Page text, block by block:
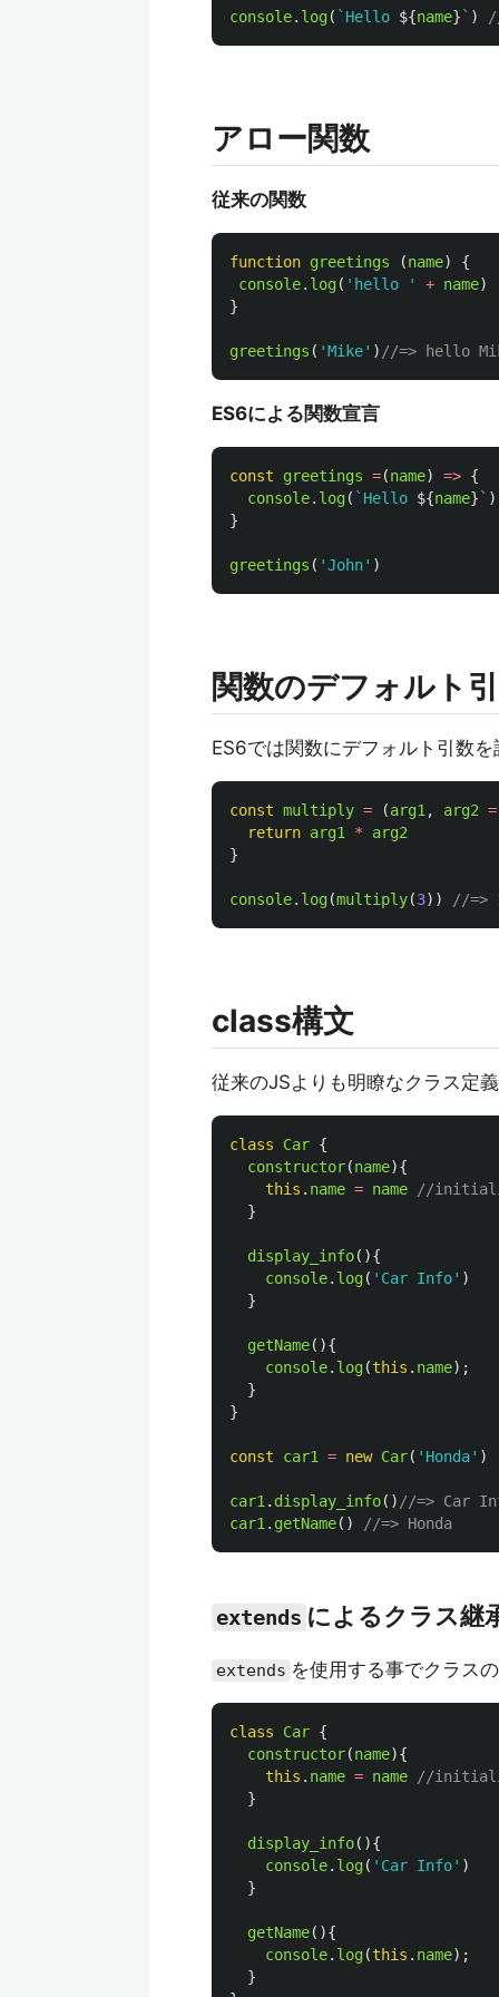
console. log( `Hello ${name} ` )
アロー関数
従来の関数
function greetings (name)
{
console. log( ' hello ' + name)
}
greetings ( 'Mike' ) //=> hello
ES6による関数宣言
const greetings =(name) => {
console. log( `Hello ${name} ` )
}
greetings ( 'John' )
関数のデフォルト
ES6では関数にデフォルト引数を
const multiply = (arg1 , arg2 =
return arg1 *
arg2
}
console. log(multiply(3)) //=>
class構文
従来のJSよりも明瞭なクラス定義
class Car {
constructor(name){
this . name = name
//
}
display_info(){
console. log( ' Car Info' )
}
getName(){
console. log(this . name);
}
}
const car1 = new Car( ' Honda' )
car1 . display_info() //=> Car
car1 . getName() //=> Honda
extends によるクラス継
extends を使用する事でクラス
class Car {
constructor(name){
this . name = name
//
}
display_info(){
console. log( ' Car Info' )
}
getName(){
console. log(this . name);
}